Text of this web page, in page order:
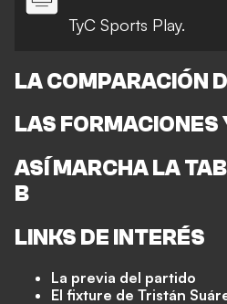
TyC Sports Play.
LA COMPARACIÓN
LAS FORMACIONES
ASÍ MARCHA LA
B
LINKS DE INTERÉS
La previa del partido
El fixture de Tristán